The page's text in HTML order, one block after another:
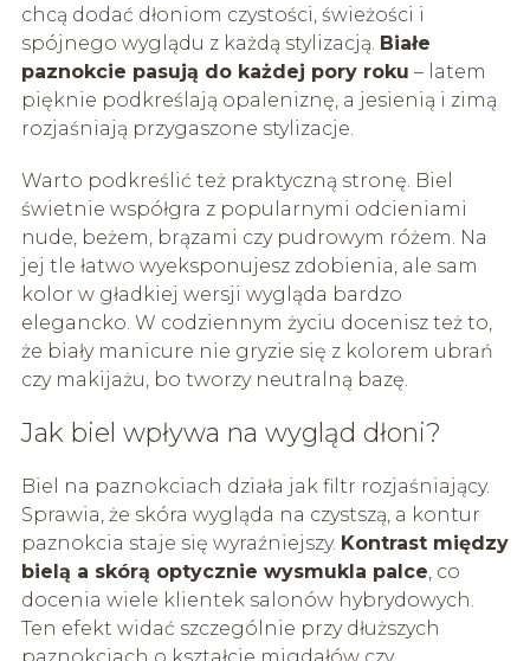
chcą dodać dłoniom czystości, świeżości i
spójnego wyglądu z każdą stylizacją. Białe
paznokcie pasują do każdej pory roku – latem
pięknie podkreślają opaleniznę, a jesienią i zimą
rozjaśniają przygaszone stylizacje.
Warto podkreślić też praktyczną stronę. Biel
świetnie współgra z popularnymi odcieniami
nude, beżem, brązami czy pudrowym różem. Na
jej tle łatwo wyeksponujesz zdobienia, ale sam
kolor w gładkiej wersji wygląda bardzo
elegancko. W codziennym życiu docenisz też to,
że biały manicure nie gryzie się z kolorem ubrań
czy makijażu, bo tworzy neutralną bazę.
Jak biel wpływa na wygląd dłoni?
Biel na paznokciach działa jak filtr rozjaśniający.
Sprawia, że skóra wygląda na czystszą, a kontur
paznokcia staje się wyraźniejszy. Kontrast między
bielą a skórą optycznie wysmukla palce, co
docenia wiele klientek salonów hybrydowych.
Ten efekt widać szczególnie przy dłuższych